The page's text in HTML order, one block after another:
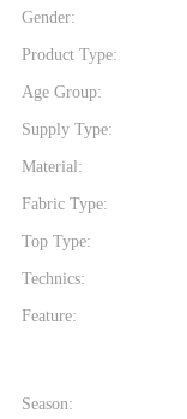
Gender:
Product Type:
Age Group:
Supply Type:
Material:
Fabric Type:
Top Type:
Technics:
Feature:
Season: